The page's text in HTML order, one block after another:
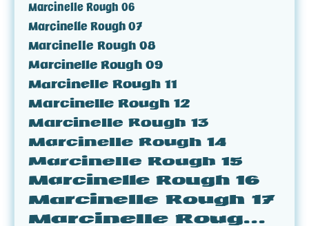
Marcinelle Rough 06
Marcinelle Rough 07
Marcinelle Rough 08
Marcinelle Rough 09
Marcinelle Rough 11
Marcinelle Rough 12
Marcinelle Rough 13
Marcinelle Rough 14
Marcinelle Rough 15
Marcinelle Rough 16
Marcinelle Rough 17
Marcinelle Rough 18